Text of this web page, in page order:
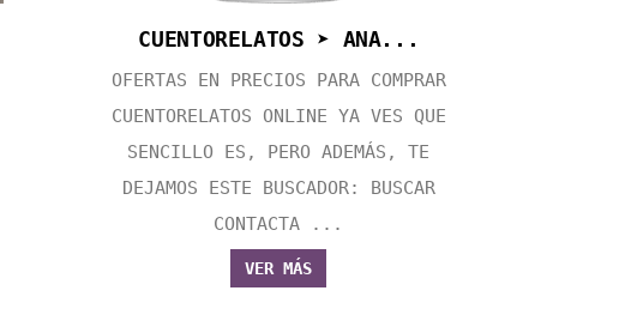
CUENTORELATOS ➤ ANA...
OFERTAS EN PRECIOS PARA COMPRAR
CUENTORELATOS ONLINE YA VES QUE
SENCILLO ES, PERO ADEMÁS, TE
DEJAMOS ESTE BUSCADOR: BUSCAR
CONTACTA ...
VER MÁS